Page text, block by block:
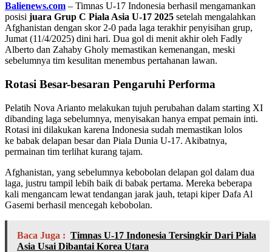
Balienews.com – Timnas U-17 Indonesia berhasil mengamankan
posisi juara Grup C Piala Asia U-17 2025 setelah mengalahkan
Afghanistan dengan skor 2-0 pada laga terakhir penyisihan grup,
Jumat (11/4/2025) dini hari. Dua gol di menit akhir oleh Fadly
Alberto dan Zahaby Gholy memastikan kemenangan, meski
sebelumnya tim kesulitan menembus pertahanan lawan.
Rotasi Besar-besaran Pengaruhi Performa
Pelatih Nova Arianto melakukan tujuh perubahan dalam starting XI
dibanding laga sebelumnya, menyisakan hanya empat pemain inti.
Rotasi ini dilakukan karena Indonesia sudah memastikan lolos
ke babak delapan besar dan Piala Dunia U-17. Akibatnya,
permainan tim terlihat kurang tajam.
Afghanistan, yang sebelumnya kebobolan delapan gol dalam dua
laga, justru tampil lebih baik di babak pertama. Mereka beberapa
kali mengancam lewat tendangan jarak jauh, tetapi kiper Dafa Al
Gasemi berhasil mencegah kebobolan.
Baca Juga : Timnas U-17 Indonesia Tersingkir Dari Piala
Asia Usai Dibantai Korea Utara